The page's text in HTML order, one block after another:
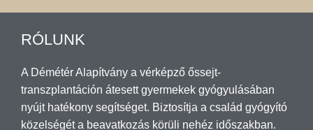
RÓLUNK
A Démétér Alapítvány a vérképző őssejt-
transzplantáción átesett gyermekek gyógyulásában
nyújt hatékony segítséget. Biztosítja a család gyógyító
közelségét a beavatkozás körüli nehéz időszakban.